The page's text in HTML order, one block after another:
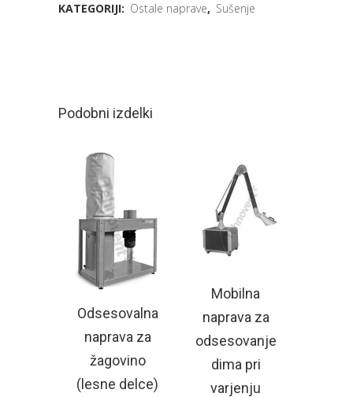
KATEGORIJI: Ostale naprave, Sušenje
Podobni izdelki
Odsesovalna
naprava za
žagovino
(lesne delce)
Mobilna
naprava za
odsesovanje
dima pri
varjenju